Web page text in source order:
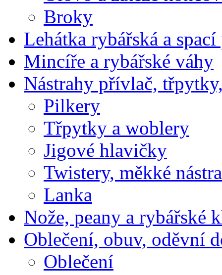
Broky
Lehátka rybářská a
Mincíře a rybářské váhy
Nástrahy přívlač,
Pilkery
Třpytky a woblery
Jigové hlavičky
Twistery, měkké
Lanka
Nože, peany a rybářské
Oblečení, obuv, oděvní
Oblečení